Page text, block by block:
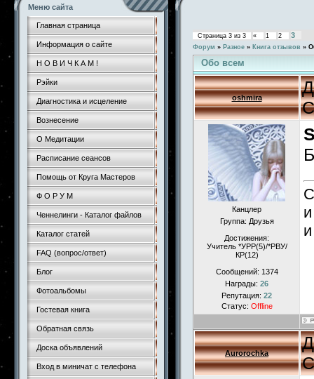
Меню сайта
Главная страница
Информация о сайте
Н О В И Ч К А М !
Рэйки
Диагностика и исцеление
Вознесение
О Медитации
Расписание сеансов
Помощь от Круга Мастеров
Ф О Р У М
Ченнелинги - Каталог файлов
Каталог статей
FAQ (вопрос/ответ)
Блог
Фотоальбомы
Гостевая книга
Обратная связь
Доска объявлений
Вход в миничат с телефона
Страница 3 из 3 « 1 2 3
Форум » Разное » Книга отзывов »
Обо всем
oshmira
Канцлер
Группа: Друзья
Достижения:
Учитель *УРР(5)/*РВУ/
КР(12)
Сообщений: 1374
Награды: 26
Репутация: 22
Статус: Offline
Aurorochka